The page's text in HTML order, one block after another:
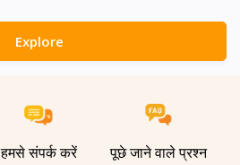
Explore
हमसे संपर्क करें पूछे जाने वाले प्रश्न